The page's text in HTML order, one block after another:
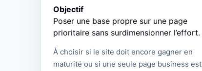
Objectif
Poser une base propre sur une page
prioritaire sans surdimensionner l’effort.
À choisir si le site doit encore gagner en
maturité ou si une seule page business est